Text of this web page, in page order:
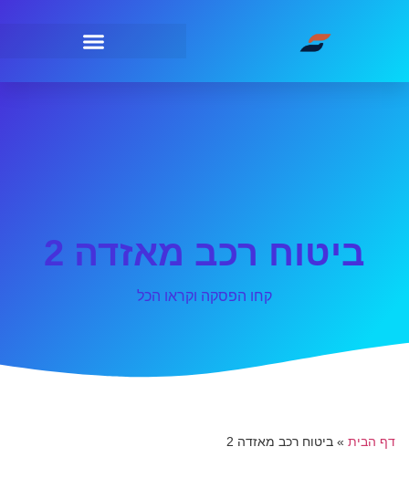
ביטוח רכב מאזדה 2
קחו הפסקה וקראו הכל
דף הבית » ביטוח רכב מאזדה 2